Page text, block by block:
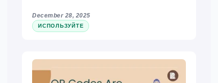
December 28, 2025
ИСПОЛЬЗУЙТЕ